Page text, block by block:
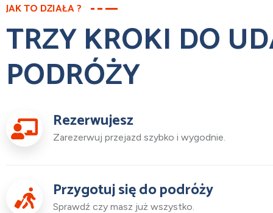
JAK TO DZIAŁA ?
TRZY KROKI DO
PODRÓŻY
Rezerwujesz
Zarezerwuj przejazd szybko i wygodnie.
Przygotuj się do podróży
Sprawdź czy masz już wszystko.